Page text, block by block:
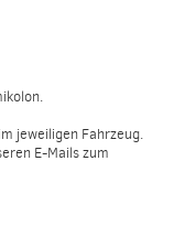
jeweiligen Fahrzeug.
E-Mails zum